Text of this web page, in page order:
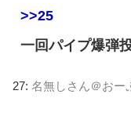
>>25
一回パイプ爆弾
27: 名無しさん＠おー